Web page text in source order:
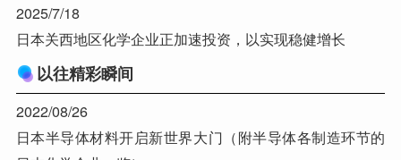
2025/7/18
日本关西地区化学企业正加速投资，以实现稳健增长
以往精彩瞬间
2022/08/26
日本半导体材料开启新世界大门（附半导体各制造环节的